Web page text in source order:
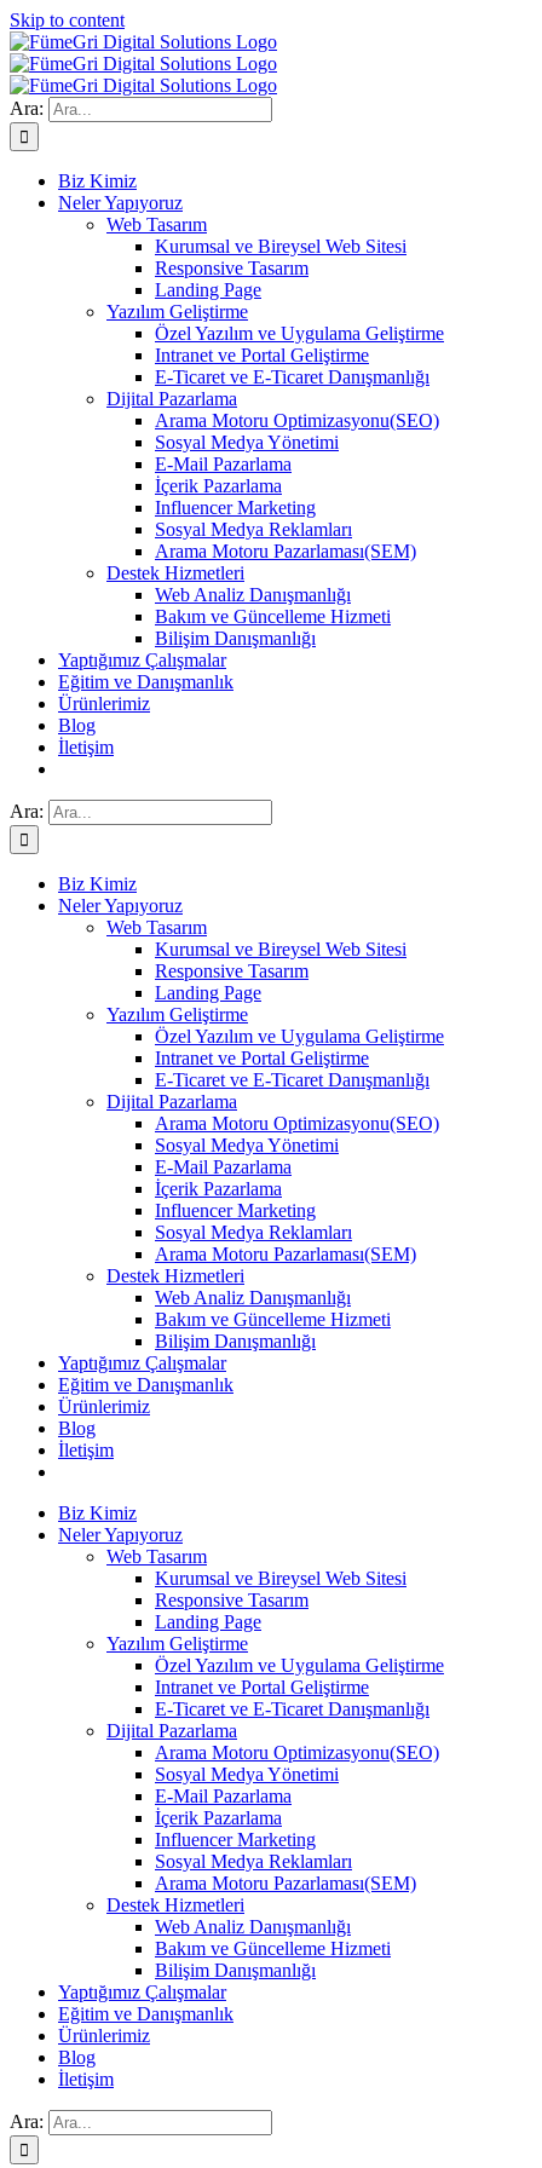
Skip to content
Ara:
Biz Kimiz
Neler Yapıyoruz
Web Tasarım
Kurumsal ve Bireysel Web Sitesi
Responsive Tasarım
Landing Page
Yazılım Geliştirme
Özel Yazılım ve Uygulama Geliştirme
Intranet ve Portal Geliştirme
E-Ticaret ve E-Ticaret Danışmanlığı
Dijital Pazarlama
Arama Motoru Optimizasyonu(SEO)
Sosyal Medya Yönetimi
E-Mail Pazarlama
İçerik Pazarlama
Influencer Marketing
Sosyal Medya Reklamları
Arama Motoru Pazarlaması(SEM)
Destek Hizmetleri
Web Analiz Danışmanlığı
Bakım ve Güncelleme Hizmeti
Bilişim Danışmanlığı
Yaptığımız Çalışmalar
Eğitim ve Danışmanlık
Ürünlerimiz
Blog
İletişim
Ara:
Biz Kimiz
Neler Yapıyoruz
Web Tasarım
Kurumsal ve Bireysel Web Sitesi
Responsive Tasarım
Landing Page
Yazılım Geliştirme
Özel Yazılım ve Uygulama Geliştirme
Intranet ve Portal Geliştirme
E-Ticaret ve E-Ticaret Danışmanlığı
Dijital Pazarlama
Arama Motoru Optimizasyonu(SEO)
Sosyal Medya Yönetimi
E-Mail Pazarlama
İçerik Pazarlama
Influencer Marketing
Sosyal Medya Reklamları
Arama Motoru Pazarlaması(SEM)
Destek Hizmetleri
Web Analiz Danışmanlığı
Bakım ve Güncelleme Hizmeti
Bilişim Danışmanlığı
Yaptığımız Çalışmalar
Eğitim ve Danışmanlık
Ürünlerimiz
Blog
İletişim
Biz Kimiz
Neler Yapıyoruz
Web Tasarım
Kurumsal ve Bireysel Web Sitesi
Responsive Tasarım
Landing Page
Yazılım Geliştirme
Özel Yazılım ve Uygulama Geliştirme
Intranet ve Portal Geliştirme
E-Ticaret ve E-Ticaret Danışmanlığı
Dijital Pazarlama
Arama Motoru Optimizasyonu(SEO)
Sosyal Medya Yönetimi
E-Mail Pazarlama
İçerik Pazarlama
Influencer Marketing
Sosyal Medya Reklamları
Arama Motoru Pazarlaması(SEM)
Destek Hizmetleri
Web Analiz Danışmanlığı
Bakım ve Güncelleme Hizmeti
Bilişim Danışmanlığı
Yaptığımız Çalışmalar
Eğitim ve Danışmanlık
Ürünlerimiz
Blog
İletişim
Ara: